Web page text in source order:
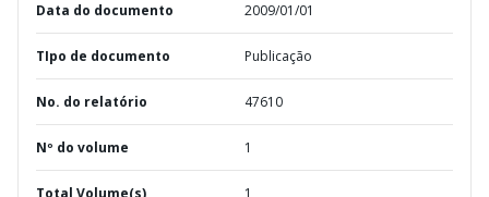
Data do documento 2009/01/01
TIpo de documento Publicação
No. do relatório 47610
Nº do volume 1
Total Volume(s) 1